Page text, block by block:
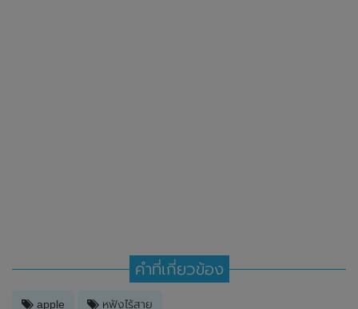
คำที่เกี่ยวข้อง
apple หูฟังไร้สาย